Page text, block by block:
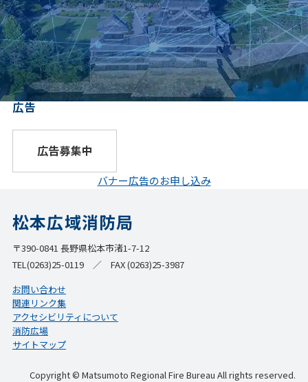
広告
バナー広告のお申し込み
松本広域消防局
〒390-0841 長野県松本市渚1-7-12
TEL(0263)25-0119 ／ FAX (0263)25-3987
お問い合わせ
関連リンク集
アクセシビリティについて
消防広場
サイトマップ
Copyright © Matsumoto Regional Fire Bureau All rights reserved.